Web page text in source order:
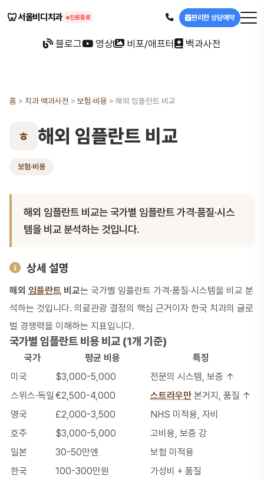
🦷서울비디치과 진료종료 편리한 상담예약
블로그 영상 비포/애프터 백과사전
홈 > 치과 백과사전 > 보험·비용 > 해외 임플란트 비교
ㅎ 해외 임플란트 비교
보험·비용
해외 임플란트 비교는 국가별 임플란트 가격·품질·시스
템을 비교 분석하는 것입니다.
상세 설명
해외 임플란트 비교는 국가별 임플란트 가격·품질·시스템을 비교 분
석하는 것입니다. 의료관광 결정의 핵심 근거이자 한국 치과의 글로
벌 경쟁력을 이해하는 지표입니다.
국가별 임플란트 비용 비교 (1개 기준)
국가 평균 비용
특징
미국
$3,000-5,000
전문의 시스템, 보증 ↑
스위스·독일 €2,500-4,000 스트라우만 본거지, 품질 ↑
영국
£2,000-3,500
NHS 미적용, 자비
호주
$3,000-5,000
고비용, 보증 강
일본
30-50만엔
보험 미적용
한국
100-300만원
가성비 + 품질